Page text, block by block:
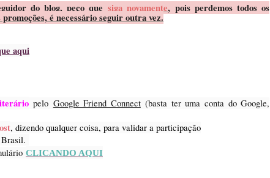
do blog, peço que siga novamente, pois perdemos todos os
é necessário seguir outra vez.
aqui
pelo Google Friend Connect(basta ter uma conta do Google,
, dizendo qualquer coisa, para validar a participação
Brasil.
CLICANDO AQUI